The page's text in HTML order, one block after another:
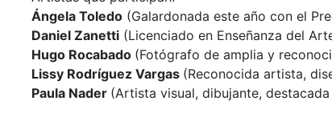
Ángela Toledo (Galardonada este año con el
Daniel Zanetti (Licenciado en Enseñanza del
Hugo Rocabado (Fotógrafo de amplia y
Lissy Rodríguez Vargas (Reconocida artista,
Paula Nader (Artista visual, dibujante,